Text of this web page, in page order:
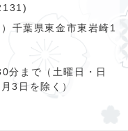
千葉県東金市東岩崎1
分まで（土曜日・日
3日を除く）